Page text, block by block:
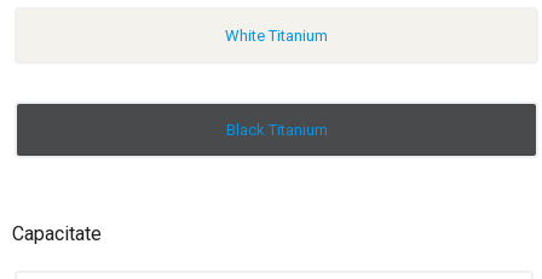
White Titanium
Black Titanium
Capacitate